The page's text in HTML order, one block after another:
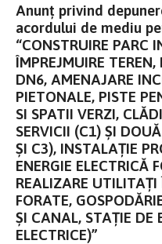
Anunț privind
acordului de mediu
“CONSTRUIRE PARC
ÎMPREJMUIRE
DN6, AMENAJARE
PIETONALE, PISTE
SI SPATII VERZI,
SERVICII (C1) ȘI
ȘI C3), INSTALAȚIE
ENERGIE ELECTRICĂ
REALIZARE
FORATE,
ȘI CANAL, STAȚIE DE
ELECTRICE)”